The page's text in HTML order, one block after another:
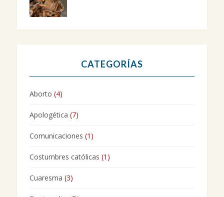
CATEGORÍAS
Aborto (4)
Apologética (7)
Comunicaciones (1)
Costumbres católicas (1)
Cuaresma (3)